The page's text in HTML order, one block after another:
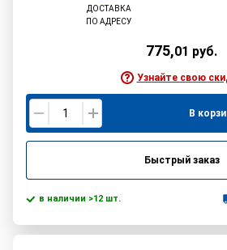
ДОСТАВКА
ПО АДРЕСУ
775,01 руб.
Узнайте свою
В
Быстрый заказ
в наличии >12 шт.